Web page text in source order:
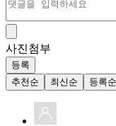
사진첨부
등록
추천순
최신순 등록순